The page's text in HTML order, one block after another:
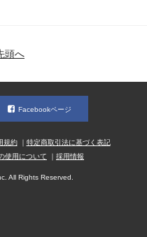
頭へ
Facebookページ
規約
特定商取引法に基づく表記
使用について 採用情報
All Rights Reserved.